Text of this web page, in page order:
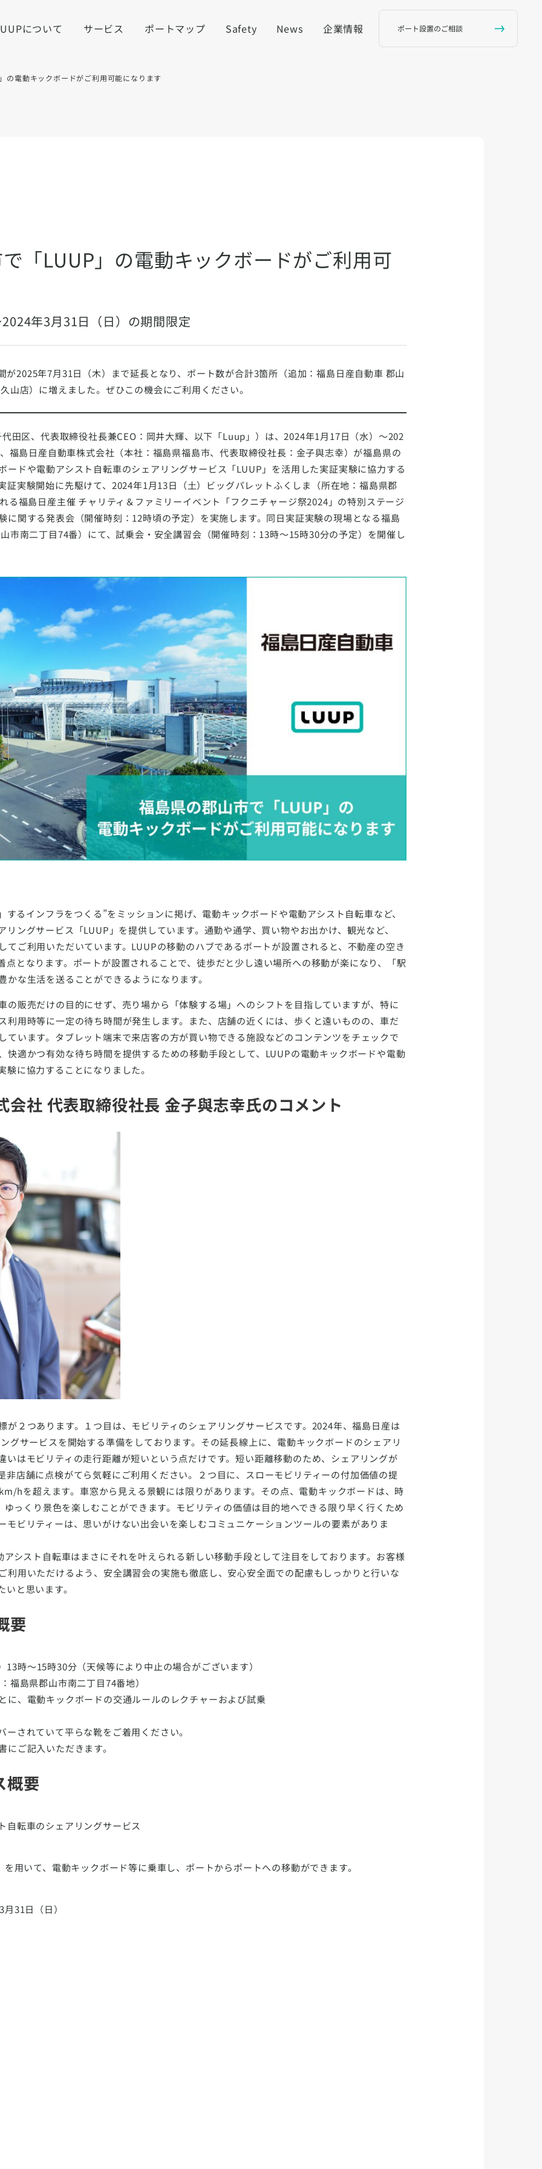
について サービス ポートマップ Safety News 企業情報 ポート設置のご相談
の電動キックボードがご利用可能になります
「LUUP」の電動キックボードがご利用可
年3月31日（日）の期間限定
2025年7月31日（木）まで延長となり、ポート数が合計3箇所（追加：福島日産自動車 郡山
山店）に増えました。ぜひこの機会にご利用ください。
田区、代表取締役社長兼CEO：岡井大輝、以下「Luup」）は、2024年1月17日（水）～202
福島日産自動車株式会社（本社：福島県福島市、代表取締役社長：金子與志幸）が福島県の
ードや電動アシスト自転車のシェアリングサービス「LUUP」を活用した実証実験に協力する
証実験開始に先駆けて、2024年1月13日（土）ビッグパレットふくしま（所在地：福島県郡
る福島日産主催 チャリティ＆ファミリーイベント「フクニチャージ祭2024」の特別ステージ
に関する発表会（開催時刻：12時頃の予定）を実施します。同日実証実験の現場となる福島
市南二丁目74番）にて、試乗会・安全講習会（開催時刻：13時〜15時30分の予定）を開催し
るインフラをつくる”をミッションに掲げ、電動キックボードや電動アシスト自転車など、
リングサービス「LUUP」を提供しています。通勤や通学、買い物やお出かけ、観光など、
てご利用いただいています。LUUPの移動のハブであるポートが設置されると、不動産の空き
点となります。ポートが設置されることで、徒歩だと少し遠い場所への移動が楽になり、「駅
な生活を送ることができるようになります。
の販売だけの目的にせず、売り場から「体験する場」へのシフトを目指していますが、特に
利用時等に一定の待ち時間が発生します。また、店舗の近くには、歩くと遠いものの、車だ
ています。タブレット端末で来店客の方が買い物できる施設などのコンテンツをチェックで
快適かつ有効な待ち時間を提供するための移動手段として、LUUPの電動キックボードや電動
に協力することになりました。
会社 代表取締役社長 金子與志幸氏のコメント
が２つあります。１つ目は、モビリティのシェアリングサービスです。2024年、福島日産は
グサービスを開始する準備をしております。その延長線上に、電動キックボードのシェアリ
いはモビリティの走行距離が短いという点だけです。短い距離移動のため、シェアリングが
非店舗に点検がてら気軽にご利用ください。２つ目に、スローモビリティーの付加価値の提
hを超えます。車窓から見える景観には限りがあります。その点、電動キックボードは、時
っくり景色を楽しむことができます。モビリティの価値は目的地へできる限り早く行くため
モビリティーは、思いがけない出会いを楽しむコミュニケーションツールの要素がありま
シスト自転車はまさにそれを叶えられる新しい移動手段として注目をしております。お客様
利用いただけるよう、安全講習会の実施も徹底し、安心安全面での配慮もしっかりと行いな
と思います。
要
時〜15時30分（天候等により中止の場合がございます）
福島県郡山市南二丁目74番地）
に、電動キックボードの交通ルールのレクチャーおよび試乗
されていて平らな靴をご着用ください。
ご記入いただきます。
概要
自転車のシェアリングサービス
用いて、電動キックボード等に乗車し、ポートからポートへの移動ができます。
31日（日）